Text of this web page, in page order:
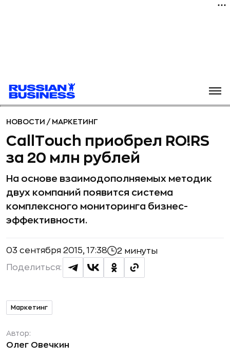
НОВОСТИ / МАРКЕТИНГ
CallTouch приобрел RO!RS
за 20 млн рублей
На основе взаимодополняемых методик
двух компаний появится система
комплексного мониторинга бизнес-
эффективности.
03 сентября 2015, 17:38 2 минуты
Поделиться:
Маркетинг
Автор:
Олег Овечкин